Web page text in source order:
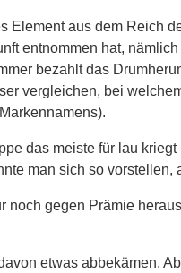
aus dem Reich
entnommen hat,
bezahlt das
vergleichen, bei
das meiste für lau
man sich so
noch gegen Prämie
etwas abbekämen.